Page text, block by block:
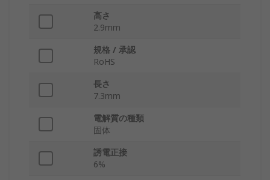
高さ
2.9mm
規格 / 承認
RoHS
長さ
7.3mm
電解質の種類
固体
誘電正接
6%